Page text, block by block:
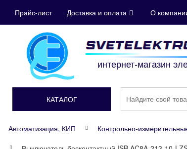
Прайс-лист Доставка и оплата О
интернет-магазин
КАТАЛОГ
Автоматизация, КИП Контрольно-